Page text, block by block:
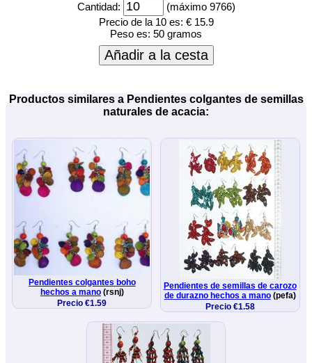
Cantidad:
(máximo 9766)
Precio de la 10 es: € 15.9
Peso es: 50 gramos
Añadir a la cesta
Productos similares a Pendientes colgantes de semillas
naturales de acacia:
Pendientes colgantes boho
hechos a mano(rsnj)
Precio €1.59
Pendientes de semillas de carozo
de durazno hechos a mano(pefa)
Precio €1.58